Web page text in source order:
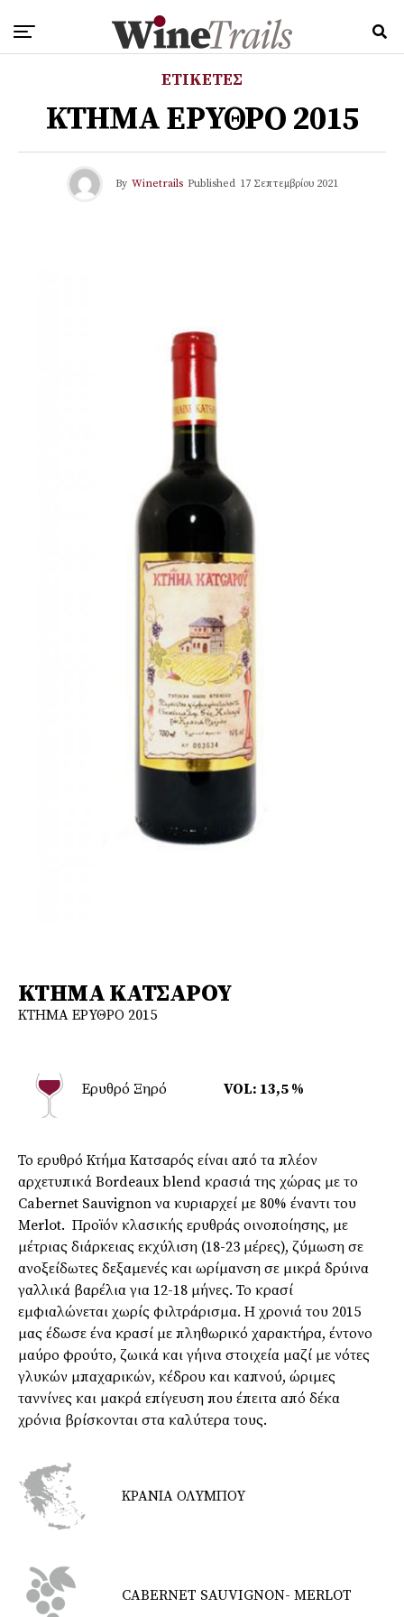
ΕΤΙΚΕΤΕΣ
ΚΤΗΜΑ ΕΡΥΘΡΟ 2015
By Winetrails Published 17 Σεπτεμβρίου 2021
ΚΤΗΜΑ ΚΑΤΣΑΡΟΥ
ΚΤΗΜΑ ΕΡΥΘΡΟ 2015
Ερυθρό Ξηρό VOL: 13,5 %
Το ερυθρό Κτήμα Κατσαρός είναι από τα πλέον
αρχετυπικά Bordeaux blend κρασιά της χώρας με το
Cabernet Sauvignon να κυριαρχεί με 80% έναντι του
Merlot. Προϊόν κλασικής ερυθράς οινοποίησης, με
μέτριας διάρκειας εκχύλιση (18-23 μέρες), ζύμωση σε
ανοξείδωτες δεξαμενές και ωρίμανση σε μικρά δρύινα
γαλλικά βαρέλια για 12-18 μήνες. Το κρασί
εμφιαλώνεται χωρίς φιλτράρισμα. Η χρονιά του 2015
μας έδωσε ένα κρασί με πληθωρικό χαρακτήρα, έντονο
μαύρο φρούτο, ζωικά και γήινα στοιχεία μαζί με νότες
γλυκών μπαχαρικών, κέδρου και καπνού, ώριμες
ταννίνες και μακρά επίγευση που έπειτα από δέκα
χρόνια βρίσκονται στα καλύτερα τους.
ΚΡΑΝΙΑ ΟΛΥΜΠΟΥ
CABERNET SAUVIGNON- MERLOT